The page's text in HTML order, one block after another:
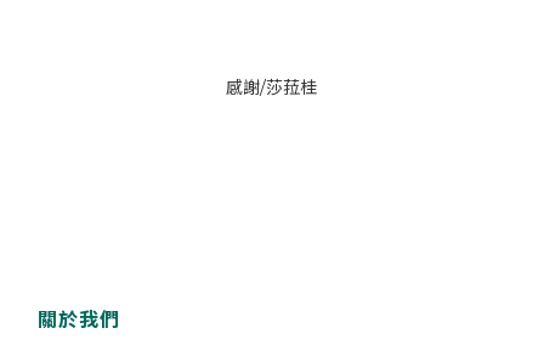
感謝/莎菈桂
關於我們